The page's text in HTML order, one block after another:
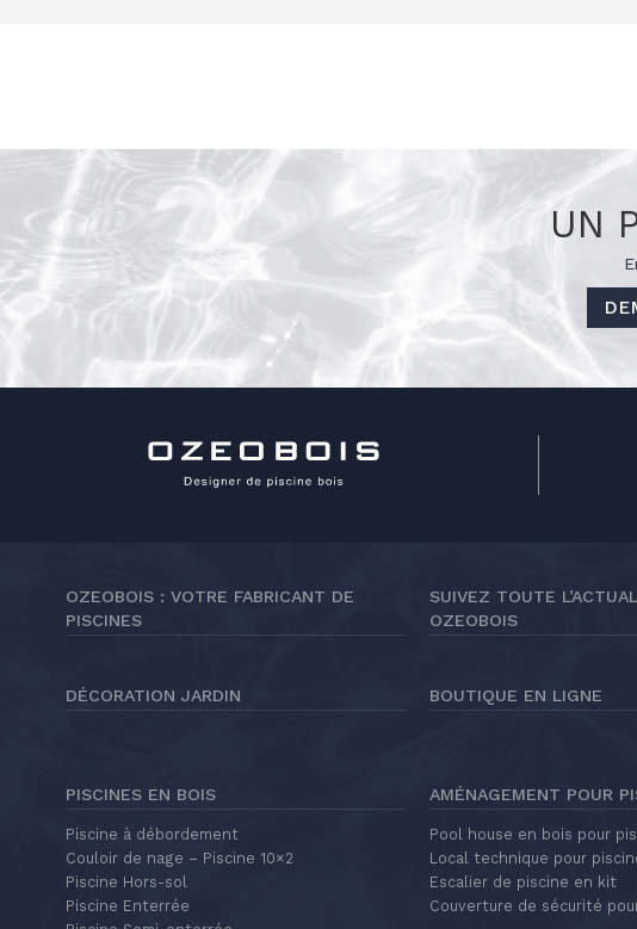
UN
OZEOBOIS : VOTRE FABRICANT DE
PISCINES
SUIVEZ TOUTE
OZEOBOIS
DÉCORATION JARDIN BOUTIQUE EN LIGNE
PISCINES EN BOIS
Piscine à débordement
Couloir de nage – Piscine 10×2
Piscine Hors-sol
Piscine Enterrée
AMÉNAGEMENT POUR
Pool house en bois pour
Local technique pour
Escalier de piscine en kit
Couverture de sécurité